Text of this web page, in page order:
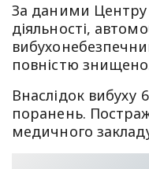
За даними Центру
діяльності,
повністю
Внаслідок вибуху
поранень.
медичного